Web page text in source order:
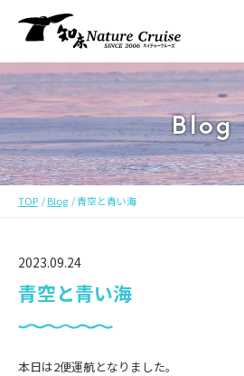
Blog
TOP Blog 青空と青い海
2023.09.24
青空と青い海
本日は2便運航となりました。